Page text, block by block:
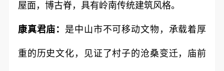
屋面，博古脊，具有岭南传统建筑风格。
康真君庙： 是中山市不可移动文物，承载着厚
重的历史文化，见证了村子的沧桑变迁，庙前